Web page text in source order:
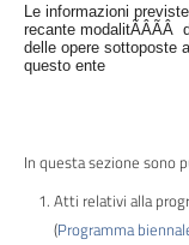
Le informazioni
recante
delle opere sottoposte
questo ente
In questa sezione sono
Atti relativi alla
(Programma
Attivita
Bandi